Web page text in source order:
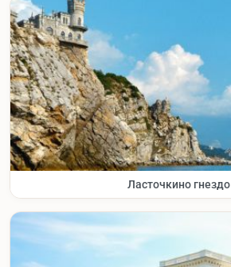
Ласточкино гнездо